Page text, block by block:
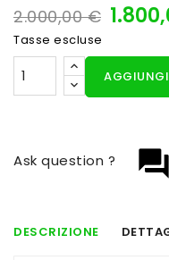
2.000,00 €
Tasse escluse
AGGIUNGI
question_answer
Ask question ?
DESCRIZIONE